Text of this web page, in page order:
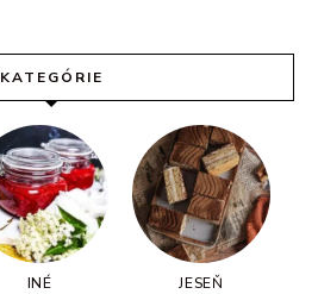
KATEGÓRIE
INÉ JESEŇ